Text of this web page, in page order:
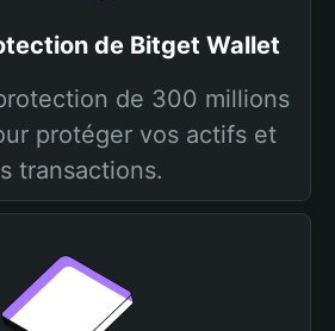
de Bitget Wallet
de 300 millions
protéger vos actifs et
transactions.